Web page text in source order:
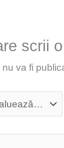
scrii
va fi